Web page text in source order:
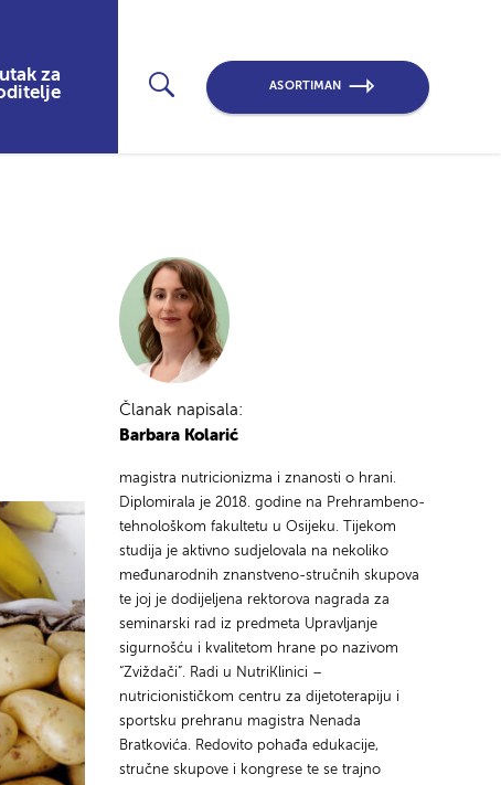
za
ASORTIMAN
Članak napisala:
Barbara Kolarić
magistra nutricionizma i znanosti o hrani.
Diplomirala je 2018. godine na Prehrambeno-
tehnološkom fakultetu u Osijeku. Tijekom
studija je aktivno sudjelovala na nekoliko
međunarodnih znanstveno-stručnih skupova
te joj je dodijeljena rektorova nagrada za
seminarski rad iz predmeta Upravljanje
sigurnošću i kvalitetom hrane po nazivom
“Zviždači”. Radi u NutriKlinici –
nutricionističkom centru za dijetoterapiju i
sportsku prehranu magistra Nenada
Bratkovića. Redovito pohađa edukacije,
stručne skupove i kongrese te se trajno